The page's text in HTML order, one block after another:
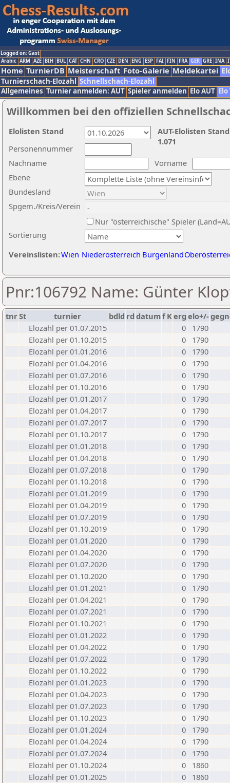
Logged on: Gast
Arabic ARM AZE BIH BUL CAT CHN CRO CZE DEN ENG ESP FAI FIN FRA GER GRE INA
Home TurnierDB Meisterschaft Foto-Galerie Meldekartei
Turnierschach-Elozahl Schnellschach-Elozahl
Allgemeines Turnier anmelden: AUT Spieler anmelden Elo AUT
Willkommen bei den offiziellen
Nachname
Vorname
Ebene
Sortierung
Personennummer
Bundesland
Spgem./Kreis/Verein
Nur "österreichische" Spieler
Vereinslisten:Wien Niederösterreich Burgenland
AUT-Elolisten
1.071
Elolisten Stand
Pnr:106792 Name: Günter
tnrSt turnier bdld rd datumf Kerg elo+/-
Elozahl per 01.07.2015
0
1790
Elozahl per 01.10.2015
0
1790
Elozahl per 01.01.2016
0
1790
Elozahl per 01.04.2016
0
1790
Elozahl per 01.07.2016
0
1790
Elozahl per 01.10.2016
0
1790
Elozahl per 01.01.2017
0
1790
Elozahl per 01.04.2017
0
1790
Elozahl per 01.07.2017
0
1790
Elozahl per 01.10.2017
0
1790
Elozahl per 01.01.2018
0
1790
Elozahl per 01.04.2018
0
1790
Elozahl per 01.07.2018
0
1790
Elozahl per 01.10.2018
0
1790
Elozahl per 01.01.2019
0
1790
Elozahl per 01.04.2019
0
1790
Elozahl per 01.07.2019
0
1790
Elozahl per 01.10.2019
0
1790
Elozahl per 01.01.2020
0
1790
Elozahl per 01.04.2020
0
1790
Elozahl per 01.07.2020
0
1790
Elozahl per 01.10.2020
0
1790
Elozahl per 01.01.2021
0
1790
Elozahl per 01.04.2021
0
1790
Elozahl per 01.07.2021
0
1790
Elozahl per 01.10.2021
0
1790
Elozahl per 01.01.2022
0
1790
Elozahl per 01.04.2022
0
1790
Elozahl per 01.07.2022
0
1790
Elozahl per 01.10.2022
0
1790
Elozahl per 01.01.2023
0
1790
Elozahl per 01.04.2023
0
1790
Elozahl per 01.07.2023
0
1790
Elozahl per 01.10.2023
0
1790
Elozahl per 01.01.2024
0
1790
Elozahl per 01.04.2024
0
1790
Elozahl per 01.07.2024
0
1790
Elozahl per 01.10.2024
0
1860
Elozahl per 01.01.2025
0
1860